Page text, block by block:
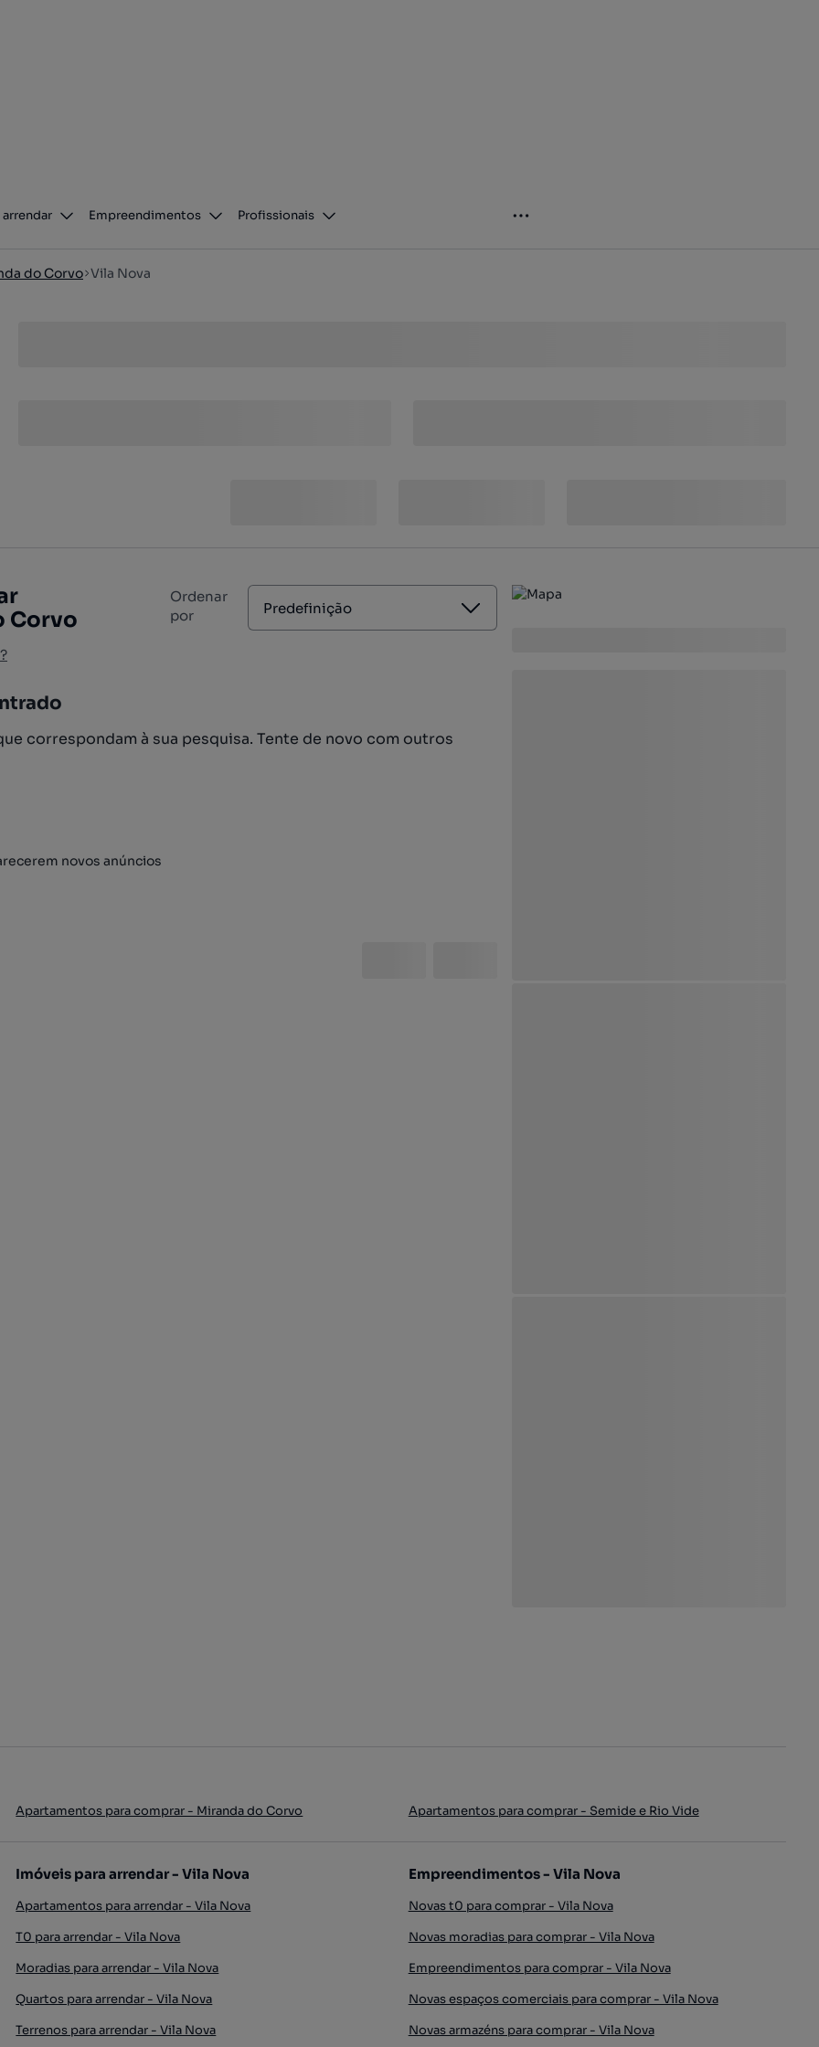
arrendar Empreendimentos Profissionais
do Corvo Vila Nova
Corvo
Ordenar
por
Predefinição
correspondam à sua pesquisa. Tente de novo com outros
novos anúncios
Apartamentos para comprar - Miranda do Corvo Apartamentos para comprar - Semide e Rio Vide
Imóveis para arrendar - Vila Nova
Apartamentos para arrendar - Vila Nova
T0 para arrendar - Vila Nova
Moradias para arrendar - Vila Nova
Quartos para arrendar - Vila Nova
Terrenos para arrendar - Vila Nova
Empreendimentos - Vila Nova
Novas t0 para comprar - Vila Nova
Novas moradias para comprar - Vila Nova
Empreendimentos para comprar - Vila Nova
Novas espaços comerciais para comprar - Vila Nova
Novas armazéns para comprar - Vila Nova